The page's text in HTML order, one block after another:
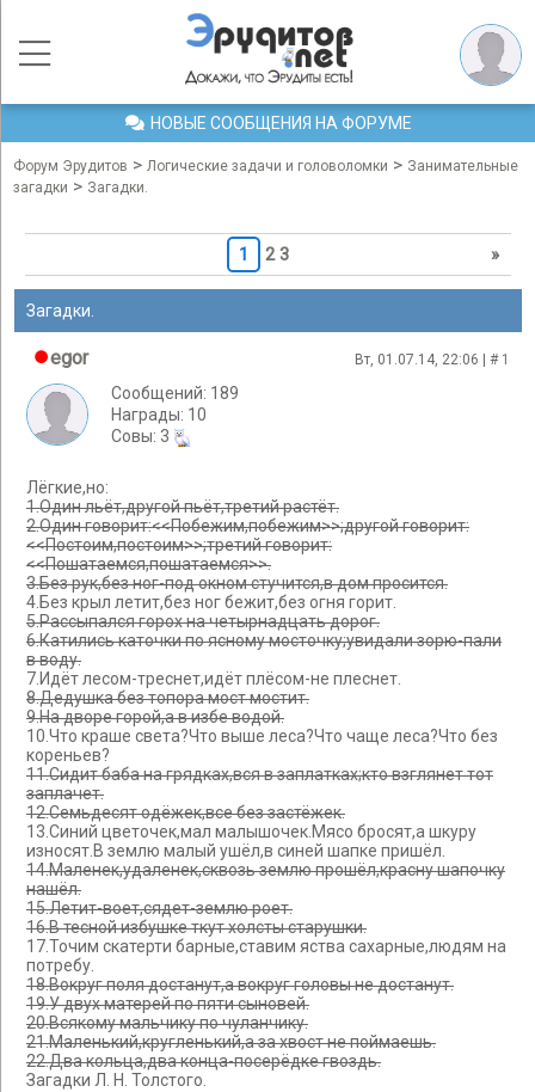
НОВЫЕ СООБЩЕНИЯ НА ФОРУМЕ
Форум Эрудитов > Логические задачи и головоломки > Занимательные
загадки > Загадки.
1 2 3 »
Загадки.
egor Вт, 01.07.14, 22:06 | # 1
Сообщений: 189
Награды: 10
Cовы: 3
Лёгкие,но:
1.Один льёт,другой пьёт,третий растёт.
2.Один говорит:<<Побежим,побежим>>;другой говорит:
<<Постоим,постоим>>;третий говорит:
<<Пошатаемся,пошатаемся>>.
3.Без рук,без ног-под окном стучится,в дом просится.
4.Без крыл летит,без ног бежит,без огня горит.
5.Рассыпался горох на четырнадцать дорог.
6.Катились каточки по ясному мосточку;увидали зорю-пали
в воду.
7.Идёт лесом-треснет,идёт плёсом-не плеснет.
8.Дедушка без топора мост мостит.
9.На дворе горой,а в избе водой.
10.Что краше света?Что выше леса?Что чаще леса?Что без
кореньев?
11.Сидит баба на грядках,вся в заплатках;кто взглянет тот
заплачет.
12.Семьдесят одёжек,все без застёжек.
13.Синий цветочек,мал малышочек.Мясо бросят,а шкуру
износят.В землю малый ушёл,в синей шапке пришёл.
14.Маленек,удаленек,сквозь землю прошёл,красну шапочку
нашёл.
15.Летит-воет,сядет-землю роет.
16.В тесной избушке ткут холсты старушки.
17.Точим скатерти барные,ставим яства сахарные,людям на
потребу.
18.Вокруг поля достанут,а вокруг головы не достанут.
19.У двух матерей по пяти сыновей.
20.Всякому мальчику по чуланчику.
21.Маленький,кругленький,а за хвост не поймаешь.
22.Два кольца,два конца-посерёдке гвоздь.
Загадки Л. Н. Толстого.